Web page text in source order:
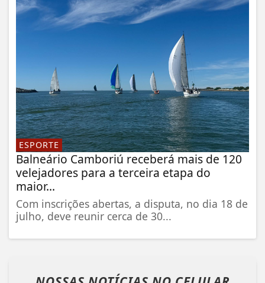
ESPORTE
Balneário Camboriú receberá mais de 120
velejadores para a terceira etapa do
maior...
Com inscrições abertas, a disputa, no dia 18 de
julho, deve reunir cerca de 30...